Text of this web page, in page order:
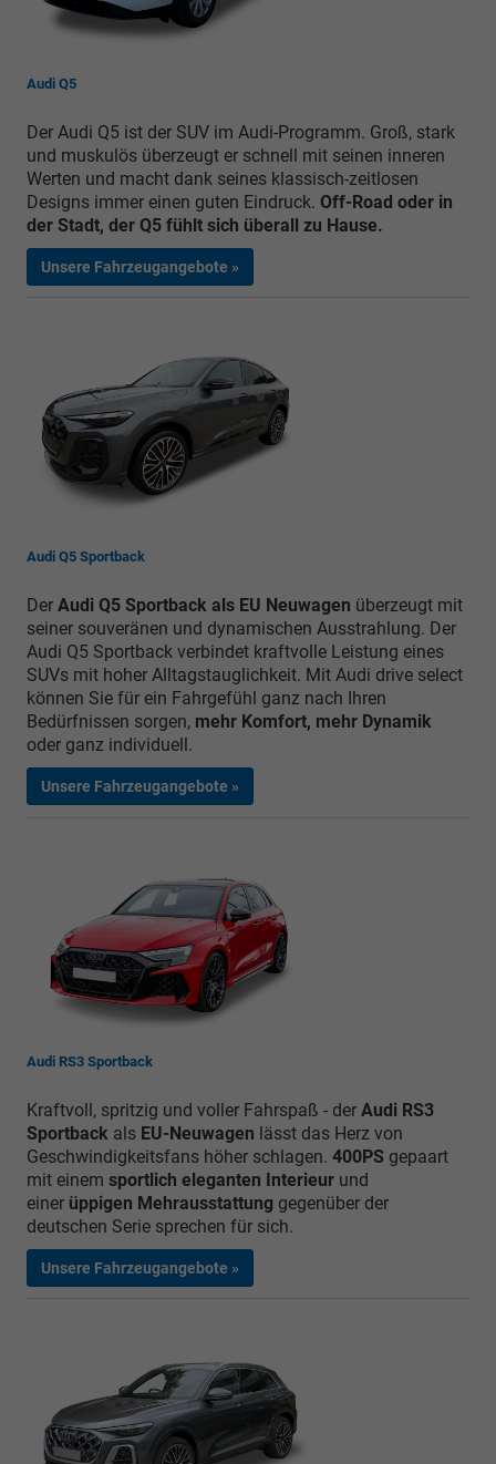
Audi Q5
Der Audi Q5 ist der SUV im Audi-Programm. Groß, stark
und muskulös überzeugt er schnell mit seinen inneren
Werten und macht dank seines klassisch-zeitlosen
Designs immer einen guten Eindruck. Off-Road oder in
der Stadt, der Q5 fühlt sich überall zu Hause.
Unsere Fahrzeugangebote »
Audi Q5 Sportback
Der Audi Q5 Sportback als EU Neuwagen überzeugt mit
seiner souveränen und dynamischen Ausstrahlung. Der
Audi Q5 Sportback verbindet kraftvolle Leistung eines
SUVs mit hoher Alltagstauglichkeit. Mit Audi drive select
können Sie für ein Fahrgefühl ganz nach Ihren
Bedürfnissen sorgen, mehr Komfort, mehr Dynamik
oder ganz individuell.
Unsere Fahrzeugangebote »
Audi RS3 Sportback
Kraftvoll, spritzig und voller Fahrspaß - der Audi RS3
Sportback als EU-Neuwagen lässt das Herz von
Geschwindigkeitsfans höher schlagen. 400PS gepaart
mit einem sportlich eleganten Interieur und
einer üppigen Mehrausstattung gegenüber der
deutschen Serie sprechen für sich.
Unsere Fahrzeugangebote »